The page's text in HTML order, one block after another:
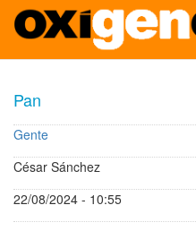
contenido
principal
Pan
Gente
César Sánchez
22/08/2024 - 10:55